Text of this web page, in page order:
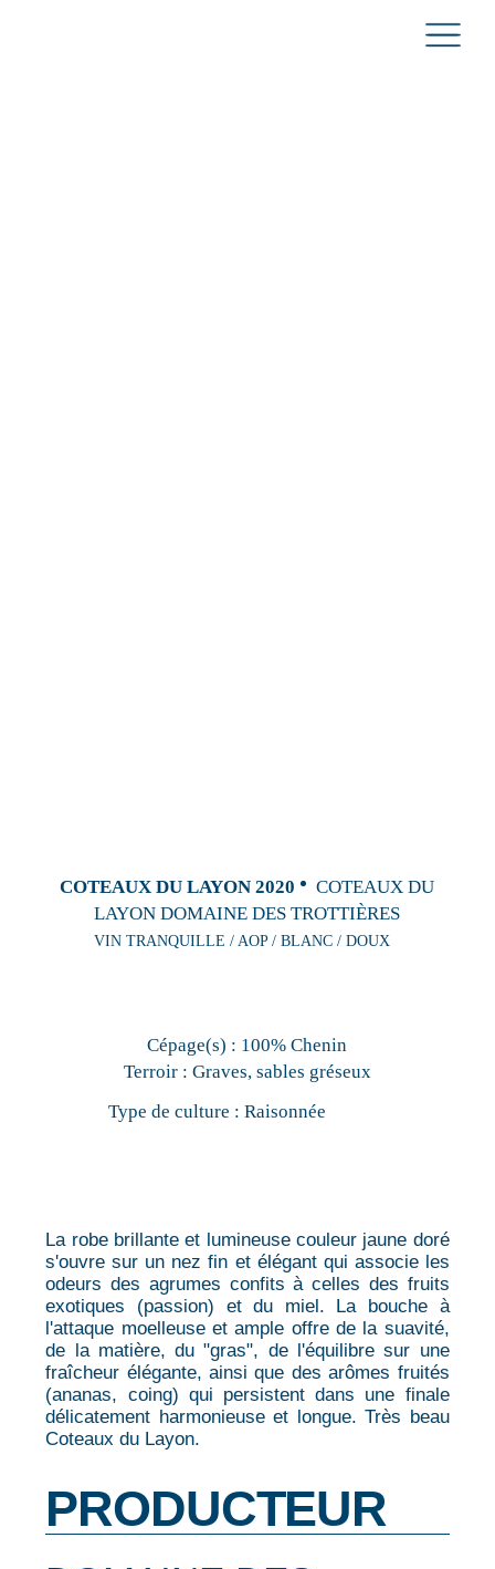
COTEAUX DU LAYON 2020
COTEAUX DU
LAYON DOMAINE DES TROTTIÈRES
VIN TRANQUILLE / AOP / BLANC / DOUX
Cépage(s) : 100% Chenin
Terroir : Graves, sables gréseux
Type de culture : Raisonnée
La robe brillante et lumineuse couleur jaune doré
s'ouvre sur un nez fin et élégant qui associe les
odeurs des agrumes confits à celles des fruits
exotiques (passion) et du miel. La bouche à
l'attaque moelleuse et ample offre de la suavité,
de la matière, du "gras", de l'équilibre sur une
fraîcheur élégante, ainsi que des arômes fruités
(ananas, coing) qui persistent dans une finale
délicatement harmonieuse et longue. Très beau
Coteaux du Layon.
PRODUCTEUR